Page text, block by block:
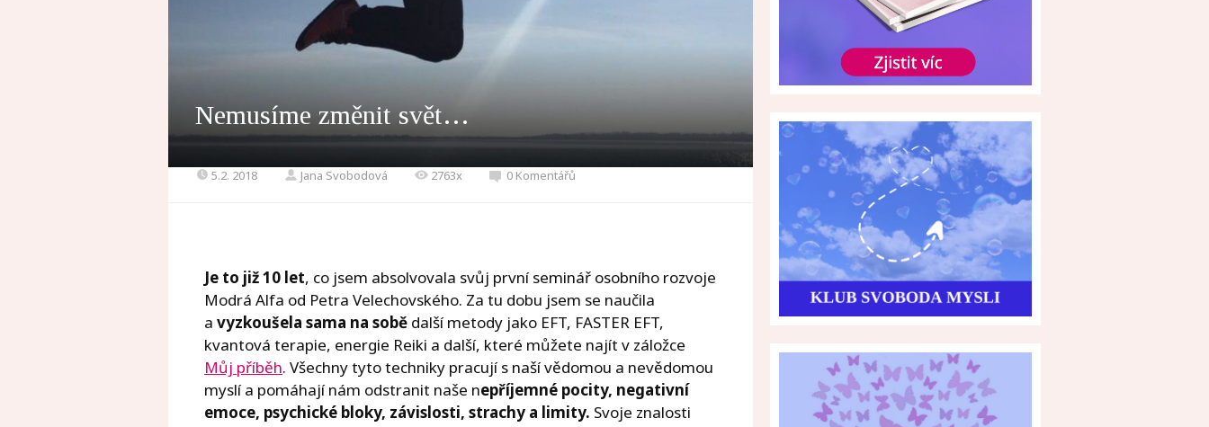
Nemusíme změnit svět…
5.2. 2018 Jana Svobodová 2763x 0 Komentářů
Je to již 10 let, co jsem absolvovala svůj první seminář osobního rozvoje
Modrá Alfa od Petra Velechovského. Za tu dobu jsem se naučila
a vyzkoušela sama na sobě další metody jako EFT, FASTER EFT,
kvantová terapie, energie Reiki a další, které můžete najít v záložce
Můj příběh. Všechny tyto techniky pracují s naší vědomou a nevědomou
myslí a pomáhají nám odstranit naše nepříjemné pocity, negativní
emoce, psychické bloky, závislosti, strachy a limity. Svoje znalosti